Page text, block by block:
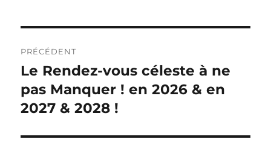
de
l’article
PRÉCÉDENT
Publication
précédente :
Le Rendez-vous céleste à ne
pas Manquer ! en 2026 & en
2027 & 2028 !